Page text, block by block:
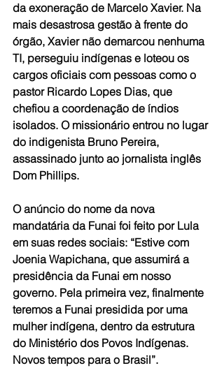
da exoneração de Marcelo Xavier. Na
mais desastrosa gestão à frente do
órgão, Xavier não demarcou nenhuma
TI, perseguiu indígenas e loteou os
cargos oficiais com pessoas como o
pastor Ricardo Lopes Dias, que
chefiou a coordenação de índios
isolados. O missionário entrou no lugar
do indigenista Bruno Pereira,
assassinado junto ao jornalista inglês
Dom Phillips.
O anúncio do nome da nova
mandatária da Funai foi feito por Lula
em suas redes sociais: “Estive com
Joenia Wapichana, que assumirá a
presidência da Funai em nosso
governo. Pela primeira vez, finalmente
teremos a Funai presidida por uma
mulher indígena, dentro da estrutura
do Ministério dos Povos Indígenas.
Novos tempos para o Brasil”.